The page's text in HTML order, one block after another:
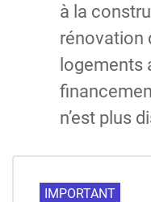
à la
rénovation
logements
n’est plus
IMPORTANT